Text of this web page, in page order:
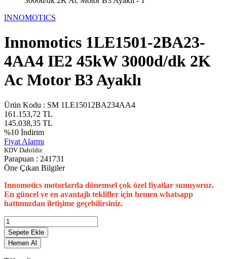
INNOMOTICS
Innomotics 1LE1501-2BA23-
4AA4 IE2 45kW 3000d/dk 2K
Ac Motor B3 Ayaklı
Ürün Kodu : SM 1LE15012BA234AA4
161.153,72 TL
145.038,35 TL
%10 İndirim
Fiyat Alarmı
KDV Dahildir.
Parapuan : 241731
Öne Çıkan Bilgiler
Innomotics motorlarda dönemsel çok özel fiyatlar sunuyoruz.
En güncel ve en avantajlı teklifler için hemen whatsapp
hattımızdan iletişime geçebilirsiniz.
Sepete Ekle
Hemen Al